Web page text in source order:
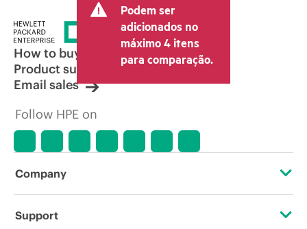
Podem ser
adicionados no
máximo 4 itens
para comparação.
How to buy
Product support
Email sales
Follow HPE on
Company
About HPE
Support